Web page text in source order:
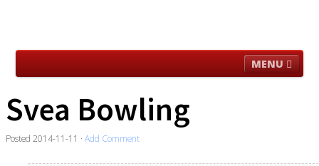
MENU
Historisk Material Utanför Logen
Om hemsidan
Svea Bowling
Posted 2014-11-11 · Add Comment